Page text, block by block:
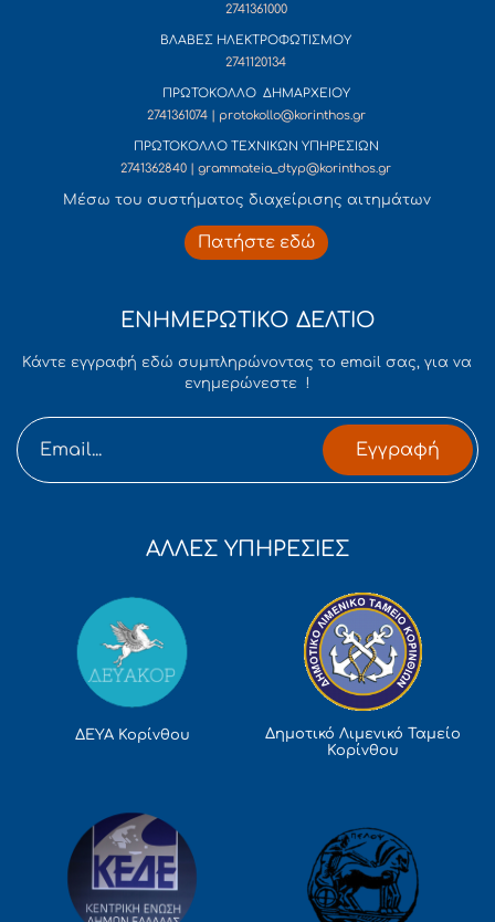
2741361000
ΒΛΑΒΕΣ ΗΛΕΚΤΡΟΦΩΤΙΣΜΟΥ
2741120134
ΠΡΩΤΟΚΟΛΛΟ ΔΗΜΑΡΧΕΙΟΥ
2741361074 | protokollo@korinthos.gr
ΠΡΩΤΟΚΟΛΛΟ ΤΕΧΝΙΚΩΝ ΥΠΗΡΕΣΙΩΝ
2741362840 | grammateia_dtyp@korinthos.gr
Mέσω του συστήματος διαχείρισης αιτημάτων
Πατήστε εδώ
ΕΝΗΜΕΡΩΤΙΚΟ ΔΕΛΤΙΟ
Κάντε εγγραφή εδώ συμπληρώνοντας το email σας, για να
ενημερώνεστε !
Εγγραφή
ΑΛΛΕΣ ΥΠΗΡΕΣΙΕΣ
ΔΕΥΑ Κορίνθου
Δημοτικό Λιμενικό Ταμείο
Κορίνθου